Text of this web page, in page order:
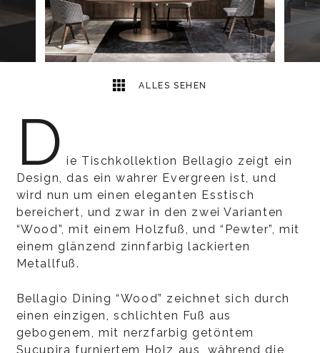
ALLES SEHEN
D ie Tischkollektion Bellagio zeigt ein
Design, das ein wahrer Evergreen ist, und
wird nun um einen eleganten Esstisch
bereichert, und zwar in den zwei Varianten
“Wood”, mit einem Holzfuß, und “Pewter”, mit
einem glänzend zinnfarbig lackierten
Metallfuß.
Bellagio Dining “Wood” zeichnet sich durch
einen einzigen, schlichten Fuß aus
gebogenem, mit nerzfarbig getöntem
Sucupira furniertem Holz aus, während die